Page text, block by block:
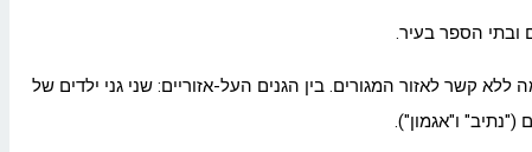
ובתי הספר בעיר.
קשר לאזור המגורים. בין הגנים העל-אזוריים: שני גני ילדים של
ו"אגמון").